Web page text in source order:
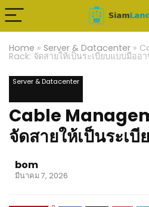
Home » Server & Datacenter »
Rack: จัดสายให้เป็นระเบียบแบบมืออ
Server & Datacenter
Cable
จัดสายให้เป็นระเ
bom
มีนาคม 7, 2026